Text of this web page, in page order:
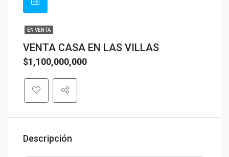
EN VENTA
VENTA CASA EN LAS VILLAS
$1,100,000,000
Descripción